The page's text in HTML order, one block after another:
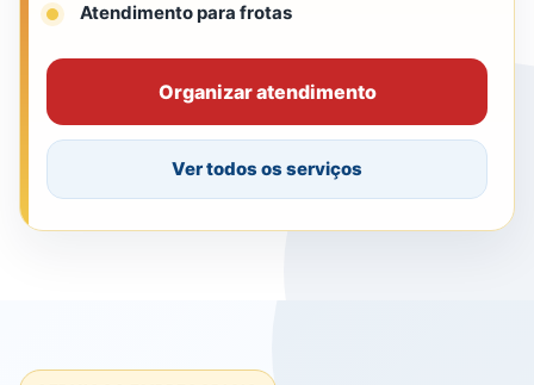
Atendimento para frotas
Organizar atendimento
Ver todos os serviços